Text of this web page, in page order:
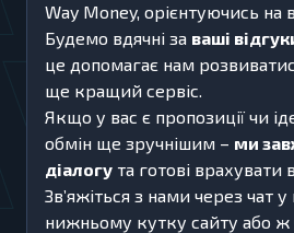
Way Money, орієнтуючись на
Будемо вдячні за ваші
це допомагає нам
ще кращий сервіс.
Якщо у вас є пропозиції чи
обмін ще зручнішим – ми
діалогу та готові врахувати
Звʼяжіться з нами через чат
нижньому кутку сайту або ж